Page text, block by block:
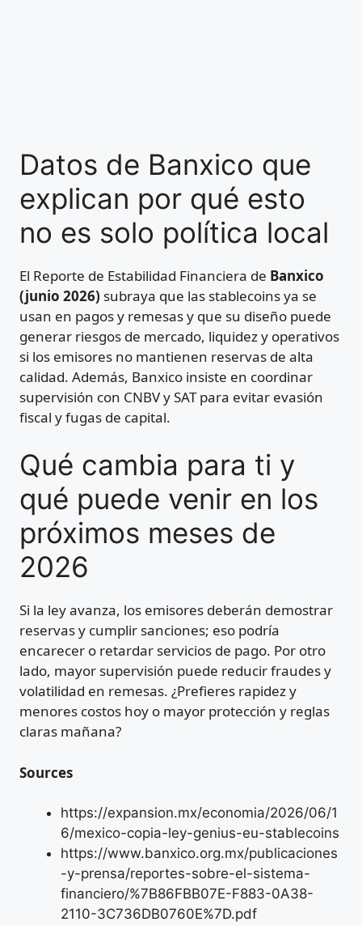
Datos de Banxico que
explican por qué esto
no es solo política local
El Reporte de Estabilidad Financiera de Banxico
(junio 2026) subraya que las stablecoins ya se
usan en pagos y remesas y que su diseño puede
generar riesgos de mercado, liquidez y operativos
si los emisores no mantienen reservas de alta
calidad. Además, Banxico insiste en coordinar
supervisión con CNBV y SAT para evitar evasión
fiscal y fugas de capital.
Qué cambia para ti y
qué puede venir en los
próximos meses de
2026
Si la ley avanza, los emisores deberán demostrar
reservas y cumplir sanciones; eso podría
encarecer o retardar servicios de pago. Por otro
lado, mayor supervisión puede reducir fraudes y
volatilidad en remesas. ¿Prefieres rapidez y
menores costos hoy o mayor protección y reglas
claras mañana?
Sources
https://expansion.mx/economia/2026/06/1
6/mexico-copia-ley-genius-eu-stablecoins
https://www.banxico.org.mx/publicaciones
-y-prensa/reportes-sobre-el-sistema-
financiero/%7B86FBB07E-F883-0A38-
2110-3C736DB0760E%7D.pdf